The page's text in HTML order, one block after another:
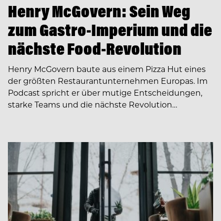
Henry McGovern: Sein Weg
zum Gastro-Imperium und die
nächste Food-Revolution
Henry McGovern baute aus einem Pizza Hut eines
der größten Restaurantunternehmen Europas. Im
Podcast spricht er über mutige Entscheidungen,
starke Teams und die nächste Revolution…